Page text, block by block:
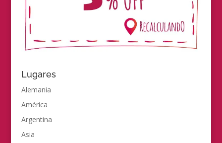
Lugares
Alemania
América
Argentina
Asia